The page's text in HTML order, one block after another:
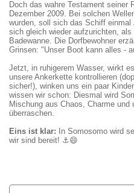
Doch das wahre Testament seiner
Dezember 2009. Bei solchen
wurden, soll sich das Schiff einmal
sich gleich wieder aufzurichten,
Badewanne. Die Dorfbewohner
Grinsen: "Unser Boot kann alles -
Jetzt, in ruhigerem Wasser, wirkt
unsere Ankerkette kontrollieren
sicher!), winken uns ein paar
wissen wir schon: Diesmal wird
Mischung aus Chaos, Charme
überraschen.
Eins ist klar:
In Somosomo wird
wir sind bereit! ⚓😄